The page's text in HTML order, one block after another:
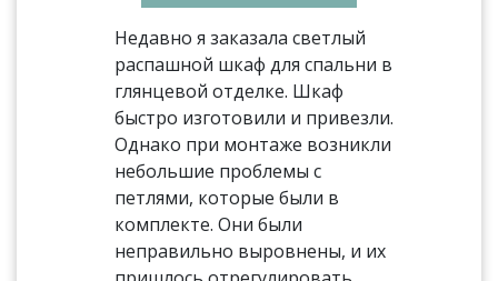
Недавно я заказала светлый
распашной шкаф для спальни в
глянцевой отделке. Шкаф
быстро изготовили и привезли.
Однако при монтаже возникли
небольшие проблемы с
петлями, которые были в
комплекте. Они были
неправильно выровнены, и их